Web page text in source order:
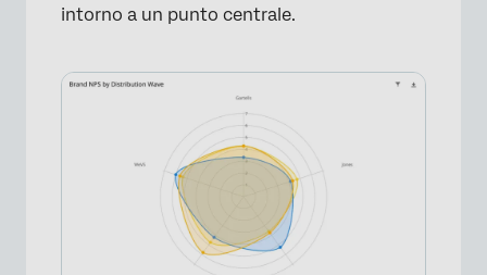
intorno a un punto centrale.